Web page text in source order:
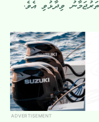
ވިދާޅުވި އެވެ.
ADVERTISEMENT